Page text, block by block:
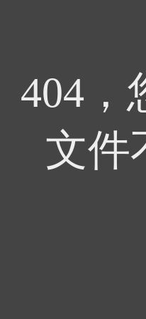
404，
文件